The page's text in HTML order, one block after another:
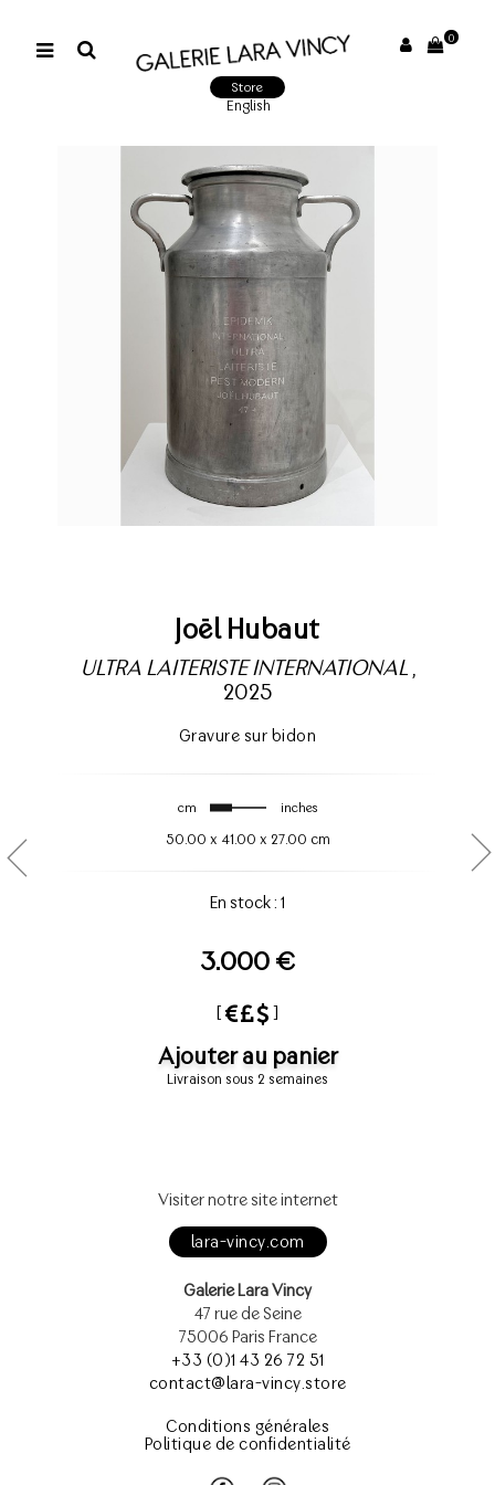
0
Store
English
Joël Hubaut
ULTRA LAITERISTE INTERNATIONAL,
2025
Gravure sur bidon
cm inches
50.00 x 41.00 x 27.00 cm
En stock : 1
3.000 €
[ ]
Ajouter au panier
Livraison sous 2 semaines
Visiter notre site internet
lara-vincy.com
Galerie Lara Vincy
47 rue de Seine
75006 Paris France
+33 (0)1 43 26 72 51
contact@lara-vincy.store
Conditions générales
Politique de confidentialité